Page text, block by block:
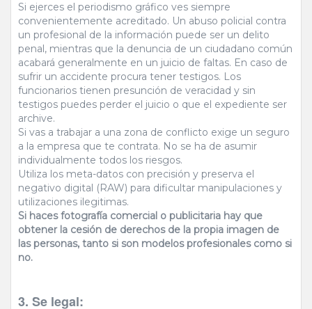
Si ejerces el periodismo gráfico ves siempre
convenientemente acreditado. Un abuso policial contra
un profesional de la información puede ser un delito
penal, mientras que la denuncia de un ciudadano común
acabará generalmente en un juicio de faltas. En caso de
sufrir un accidente procura tener testigos. Los
funcionarios tienen presunción de veracidad y sin
testigos puedes perder el juicio o que el expediente ser
archive.
Si vas a trabajar a una zona de conflicto exige un seguro
a la empresa que te contrata. No se ha de asumir
individualmente todos los riesgos.
Utiliza los meta-datos con precisión y preserva el
negativo digital (RAW) para dificultar manipulaciones y
utilizaciones ilegitimas.
Si haces fotografía comercial o publicitaria hay que
obtener la cesión de derechos de la propia imagen de
las personas, tanto si son modelos profesionales como si
no.
3. Se legal: